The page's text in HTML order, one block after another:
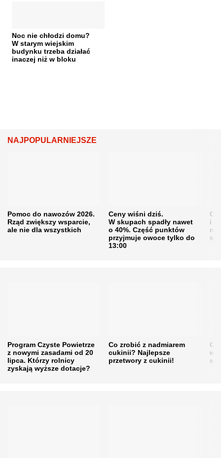
Noc nie chłodzi domu?
W starym wiejskim
budynku trzeba działać
inaczej niż w bloku
NAJPOPULARNIEJSZE
Pomoc do nawozów 2026.
Rząd zwiększy wsparcie,
ale nie dla wszystkich
Ceny wiśni dziś.
W skupach spadły nawet
o 40%. Część punktów
przyjmuje owoce tylko do
13:00
i
Program Czyste Powietrze
z nowymi zasadami od 20
lipca. Którzy rolnicy
zyskają wyższe dotacje?
Co zrobić z nadmiarem
cukinii? Najlepsze
przetwory z cukinii!
w